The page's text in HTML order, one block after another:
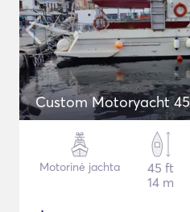
Custom Motoryacht 45
Motorinė jachta
45 ft
14 m